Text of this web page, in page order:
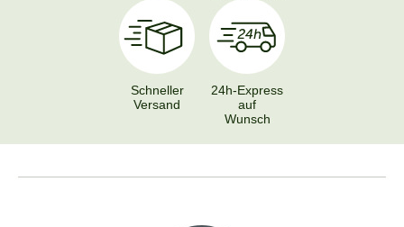
Schneller
Versand
24h-Express
auf
Wunsch